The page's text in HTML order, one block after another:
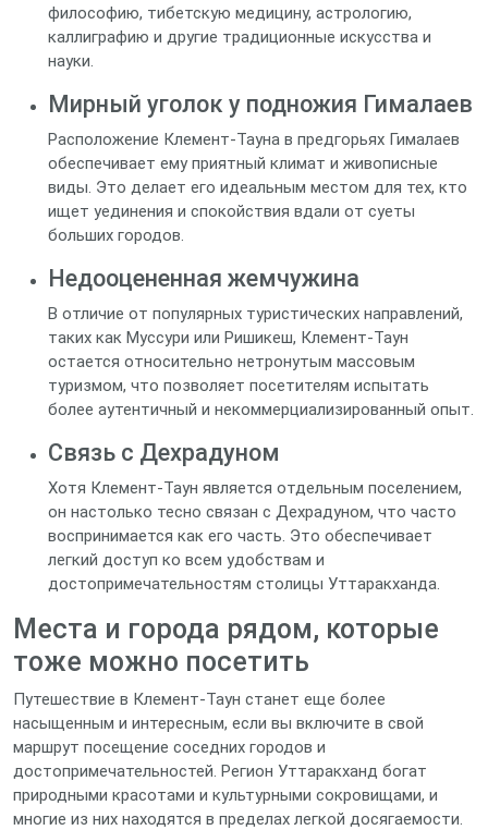
философию, тибетскую медицину, астрологию,
каллиграфию и другие традиционные искусства и
науки.
Мирный уголок у подножия Гималаев
Расположение Клемент-Тауна в предгорьях Гималаев
обеспечивает ему приятный климат и живописные
виды. Это делает его идеальным местом для тех, кто
ищет уединения и спокойствия вдали от суеты
больших городов.
Недооцененная жемчужина
В отличие от популярных туристических направлений,
таких как Муссури или Ришикеш, Клемент-Таун
остается относительно нетронутым массовым
туризмом, что позволяет посетителям испытать
более аутентичный и некоммерциализированный опыт.
Связь с Дехрадуном
Хотя Клемент-Таун является отдельным поселением,
он настолько тесно связан с Дехрадуном, что часто
воспринимается как его часть. Это обеспечивает
легкий доступ ко всем удобствам и
достопримечательностям столицы Уттаракханда.
Места и города рядом, которые
тоже можно посетить
Путешествие в Клемент-Таун станет еще более
насыщенным и интересным, если вы включите в свой
маршрут посещение соседних городов и
достопримечательностей. Регион Уттаракханд богат
природными красотами и культурными сокровищами, и
многие из них находятся в пределах легкой досягаемости.